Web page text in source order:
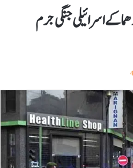
اسرائیلی جنگی جرم